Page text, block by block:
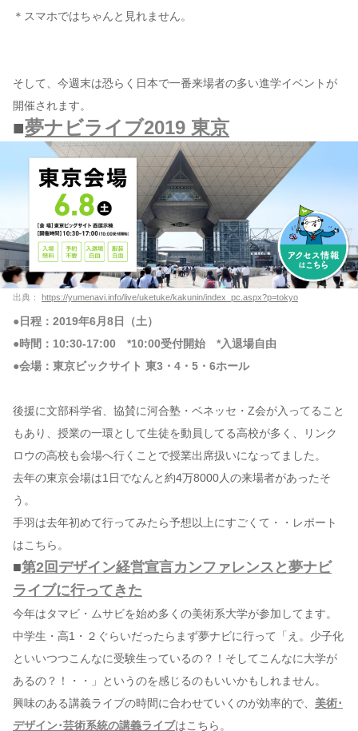
＊スマホではちゃんと見れません。
そして、今週末は恐らく日本で一番来場者の多い進学イベントが
開催されます。
■夢ナビライブ2019 東京
出典： https://yumenavi.info/live/uketuke/kakunin/index_pc.aspx?p=tokyo
●日程：2019年6月8日（土）
●時間：10:30-17:00 *10:00受付開始 *入退場自由
●会場：東京ビックサイト 東3・4・5・6ホール
後援に文部科学省、協賛に河合塾・ベネッセ・Z会が入ってること
もあり、授業の一環として生徒を動員してる高校が多く、リンク
ロウの高校も会場へ行くことで授業出席扱いになってました。
去年の東京会場は1日でなんと約4万8000人の来場者があったそ
う。
手羽は去年初めて行ってみたら予想以上にすごくて・・レポート
はこちら。
■第2回デザイン経営宣言カンファレンスと夢ナビ
ライブに行ってきた
今年はタマビ・ムサビを始め多くの美術系大学が参加してます。
中学生・高1・２ぐらいだったらまず夢ナビに行って「え。少子化
といいつつこんなに受験生っているの？！そしてこんなに大学が
あるの？！・・」というのを感じるのもいいかもしれません。
興味のある講義ライブの時間に合わせていくのが効率的で、 美術･
デザイン･芸術系統の講義ライブはこちら。